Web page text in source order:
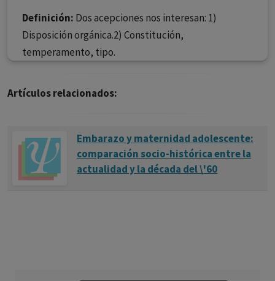
Definición: Dos acepciones nos interesan: 1)
Disposición orgánica.2) Constitución,
temperamento, tipo.
Artículos relacionados:
Embarazo y maternidad adolescente:
comparación socio-histórica entre la
actualidad y la década del \'60